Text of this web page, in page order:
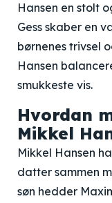
Hansen en stolt
Gess skaber en
børnenes trivsel
Hansen
smukkeste vis.
Hvordan
Mikkel
Mikkel Hansen
datter sammen
søn hedder